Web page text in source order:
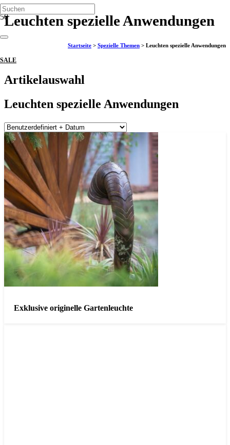
SALE
Leuchten spezielle Anwendungen
Startseite > Spezielle Themen > Leuchten spezielle Anwendungen
Artikelauswahl
Leuchten spezielle Anwendungen
Exklusive originelle Gartenleuchte